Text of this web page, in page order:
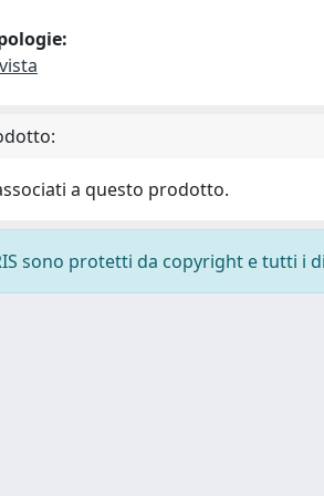
a questo prodotto.
sono protetti da copyright e tutti i